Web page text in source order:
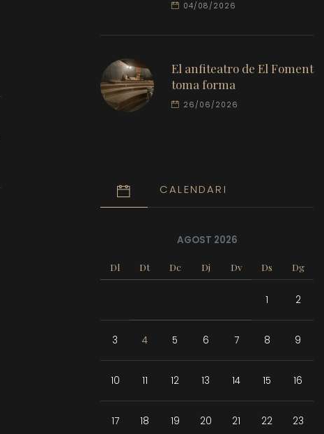
04/08/2026
El anfiteatro de El Foment
toma forma
26/06/2026
CALENDARI
AGOST 2026
Dl Dt Dc Dj Dv Ds Dg
1 2
3 4 5 6 7 8 9
10 11 12 13 14 15 16
17 18 19 20 21 22 23